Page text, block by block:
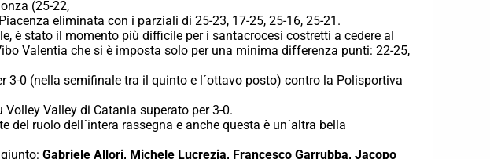
(25-22,
eliminata con i parziali di 25-23, 17-25, 25-16, 25-21.
è stato il momento più difficile per i santacrocesi costretti a cedere al
Valentia che si è imposta solo per una minima differenza punti: 22-25,
3-0 (nella semifinale tra il quinto e l´ottavo posto) contro la Polisportiva
Valley di Catania superato per 3-0.
ruolo dell´intera rassegna e anche questa è un´altra bella
Gabriele Allori, Michele Lucrezia, Francesco Garrubba, Jacopo